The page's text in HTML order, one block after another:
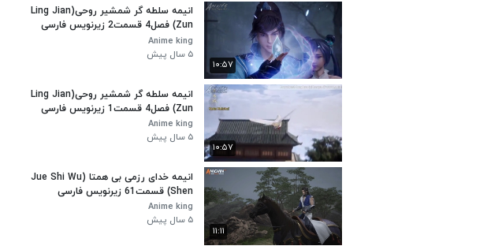
۱۰:۵۷
انیمه سلطه گر شمشیر روحی(Ling Jian
Zun) فصل4 قسمت2 زیرنویس فارسی
Anime king
۵ سال پیش
۱۰:۵۷
انیمه سلطه گر شمشیر روحی(Ling Jian
Zun) فصل4 قسمت1 زیرنویس فارسی
Anime king
۵ سال پیش
۱۱:۱۱
انیمه خدای رزمی بی همتا (Jue Shi Wu
Shen) قسمت61 زیرنویس فارسی
Anime king
۵ سال پیش